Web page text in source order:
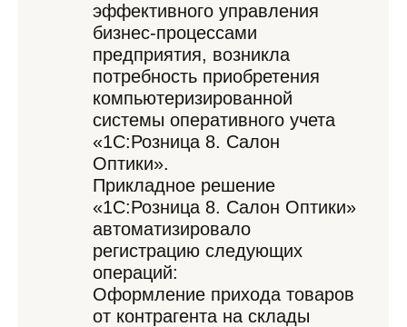
эффективного управления
бизнес-процессами
предприятия, возникла
потребность приобретения
компьютеризированной
системы оперативного учета
«1С:Розница 8. Салон
Оптики».
Прикладное решение
«1С:Розница 8. Салон Оптики»
автоматизировало
регистрацию следующих
операций:
Оформление прихода товаров
от контрагента на склады